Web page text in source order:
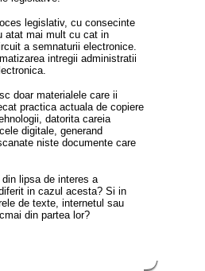
legislativ, cu consecinte
atat mai mult cu cat in
a semnaturii electronice.
intregii administratii
doar materialele care ii
practica actuala de copiere
datorita careia
digitale, generand
niste documente care
lipsa de interes a
in cazul acesta? Si in
de texte, internetul sau
din partea lor?